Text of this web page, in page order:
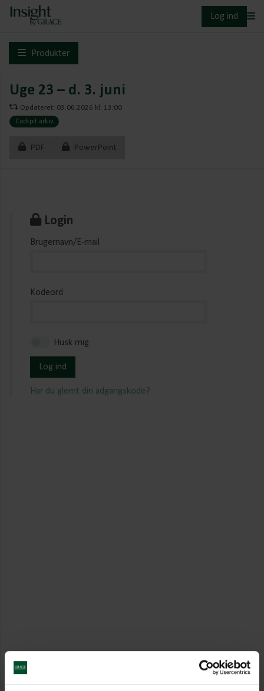
Log ind
Produkter
Uge 23 – d. 3. juni
Opdateret: 03.06.2026 kl. 13:00
Cockpit arkiv
PDF PowerPoint
Login
Brugernavn/E-mail
Kodeord
Husk mig
Log ind
Har du glemt din adgangskode?